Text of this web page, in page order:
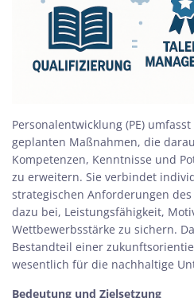
Personalentwicklung (PE)
geplanten Maßnahmen, die
Kompetenzen, Kenntnisse und
zu erweitern. Sie verbindet
strategischen Anforderungen
dazu bei, Leistungsfähigkeit,
Wettbewerbsstärke zu sichern.
Bestandteil einer
wesentlich für die nachhaltige
Bedeutung und Zielsetzung